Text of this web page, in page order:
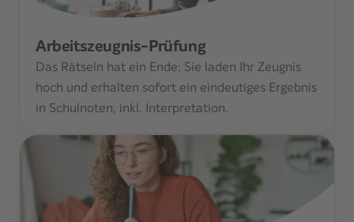
Arbeitszeugnis-Prüfung
Das Rätseln hat ein Ende: Sie laden Ihr Zeugnis
hoch und erhalten sofort ein eindeutiges Ergebnis
in Schulnoten, inkl. Interpretation.